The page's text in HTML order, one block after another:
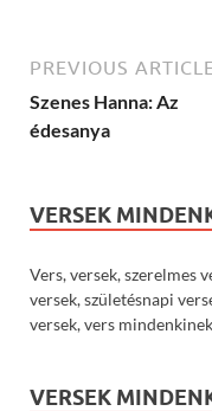
PREVIOUS ARTICLE
Szenes Hanna: Az
édesanya
VERSEK
Vers, versek, szerelmes
versek, születésnapi
versek, vers
VERSEK